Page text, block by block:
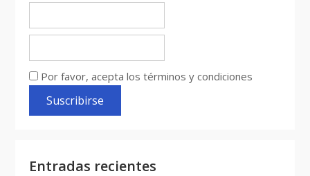
Por favor, acepta los términos y condiciones
Entradas recientes